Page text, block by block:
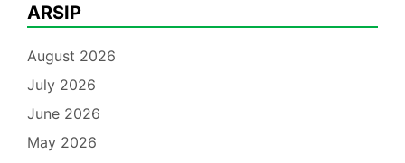
ARSIP
August 2026
July 2026
June 2026
May 2026